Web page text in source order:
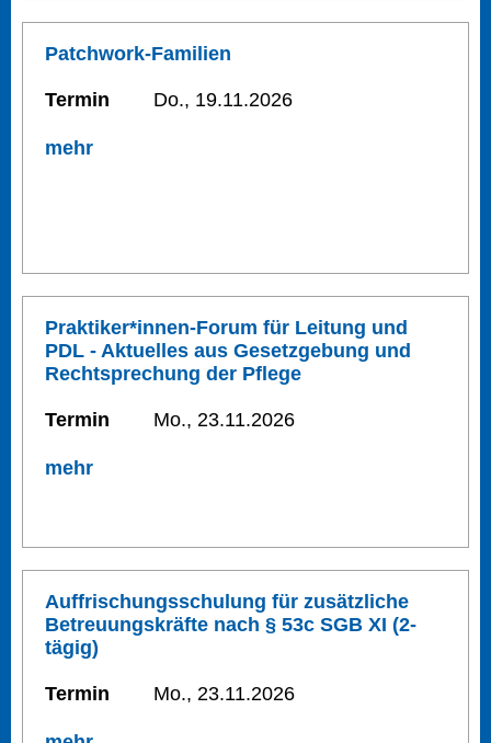
Patchwork-Familien
Termin Do., 19.11.2026
mehr
Praktiker*innen-Forum für Leitung und
PDL - Aktuelles aus Gesetzgebung und
Rechtsprechung der Pflege
Termin Mo., 23.11.2026
mehr
Auffrischungsschulung für zusätzliche
Betreuungskräfte nach § 53c SGB XI (2-
tägig)
Termin Mo., 23.11.2026